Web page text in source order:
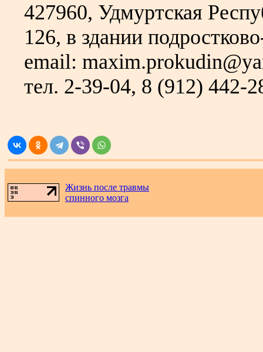
427960, Удмуртская
126, в здании
email:
тел. 2-39-04, 8 (912) 442-
Жизнь после травмы
спинного мозга